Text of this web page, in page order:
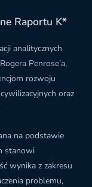
Raportu K*
analitycznych
Penrose’a,
rozwoju
oraz
na podstawie
stanowi
wynika z zakresu
problemu,